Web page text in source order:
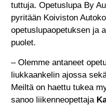
tuttuja. Opetuslupa By
pyritään Koiviston
opetuslupaopetuksen ja
puolet.
– Olemme antaneet
liukkaankelin ajossa
Meiltä on haettu tukea
sanoo liikenneopettaja